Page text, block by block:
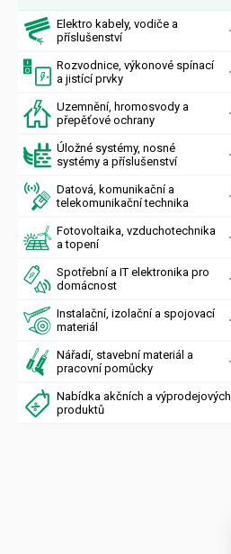
Elektro kabely, vodiče a
příslušenství
Rozvodnice, výkonové spínací
a jistící prvky
Uzemnění, hromosvody a
přepěťové ochrany
Úložné systémy, nosné
systémy a příslušenství
Datová, komunikační a
telekomunikační technika
Fotovoltaika, vzduchotechnika
a topení
Spotřební a IT elektronika pro
domácnost
Instalační, izolační a spojovací
materiál
Nářadí, stavební materiál a
pracovní pomůcky
Nabídka akčních a výprodejových
produktů